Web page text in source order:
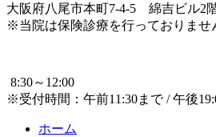
大阪府八尾市本町7-4-5 綿吉ビル2
※当院は保険診療を行っておりませ
8:30～12:00
※受付時間：午前11:30まで / 午後
ホーム